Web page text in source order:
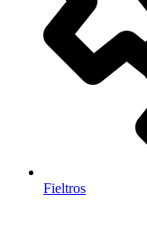
Fieltros